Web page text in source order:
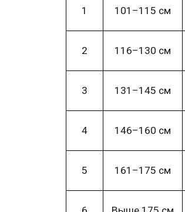
1 101–115 см
2 116–130 см
3 131–145 см
4 146–160 см
5 161–175 см